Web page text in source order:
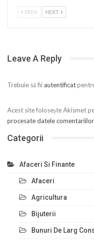
PREV NEXT
Leave A Reply
Trebuie să fii autentificat
Acest site folosește Akismet
procesate datele
Categorii
Afaceri Si Finante
Afaceri
Agricultura
Bijuterii
Bunuri De Larg